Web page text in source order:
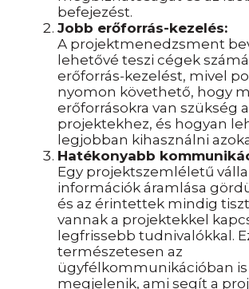
befejezést.
Jobb erőforrás-kezelés:
A projektmenedzsment
lehetővé teszi cégek
erőforrás-kezelést, mivel
nyomon követhető, hogy
erőforrásokra van szükség a
projektekhez, és hogyan
legjobban kihasználni
Hatékonyabb
Egy projektszemléletű
információk áramlása
és az érintettek mindig
vannak a projektekkel
legfrissebb tudnivalókkal.
természetesen az
ügyfélkommunikációban is
megjelenik, ami segít a